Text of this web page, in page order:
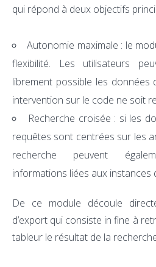
qui répond à deux objectifs
Autonomie maximale : le
flexibilité. Les utilisateurs
librement possible les données
intervention sur le code ne soit
Recherche croisée : si les
requêtes sont centrées sur les
recherche peuvent
informations liées aux instances
De ce module découle
d’export qui consiste in fine à
tableur le résultat de la